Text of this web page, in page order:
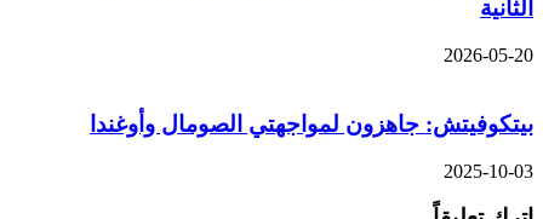
الثانية
2026-05-20
بيتكوفيتش: جاهزون لمواجهتي الصومال وأوغندا
2025-10-03